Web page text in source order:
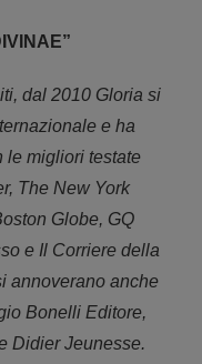
dal 2010 Gloria si
e ha
le migliori testate
The New York
Globe, GQ
e Il Corriere della
annoverano anche
Bonelli Editore,
Didier Jeunesse.